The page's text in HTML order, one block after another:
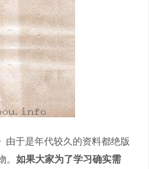
由于是年代较久的资料都绝版
如果大家为了学习确实需